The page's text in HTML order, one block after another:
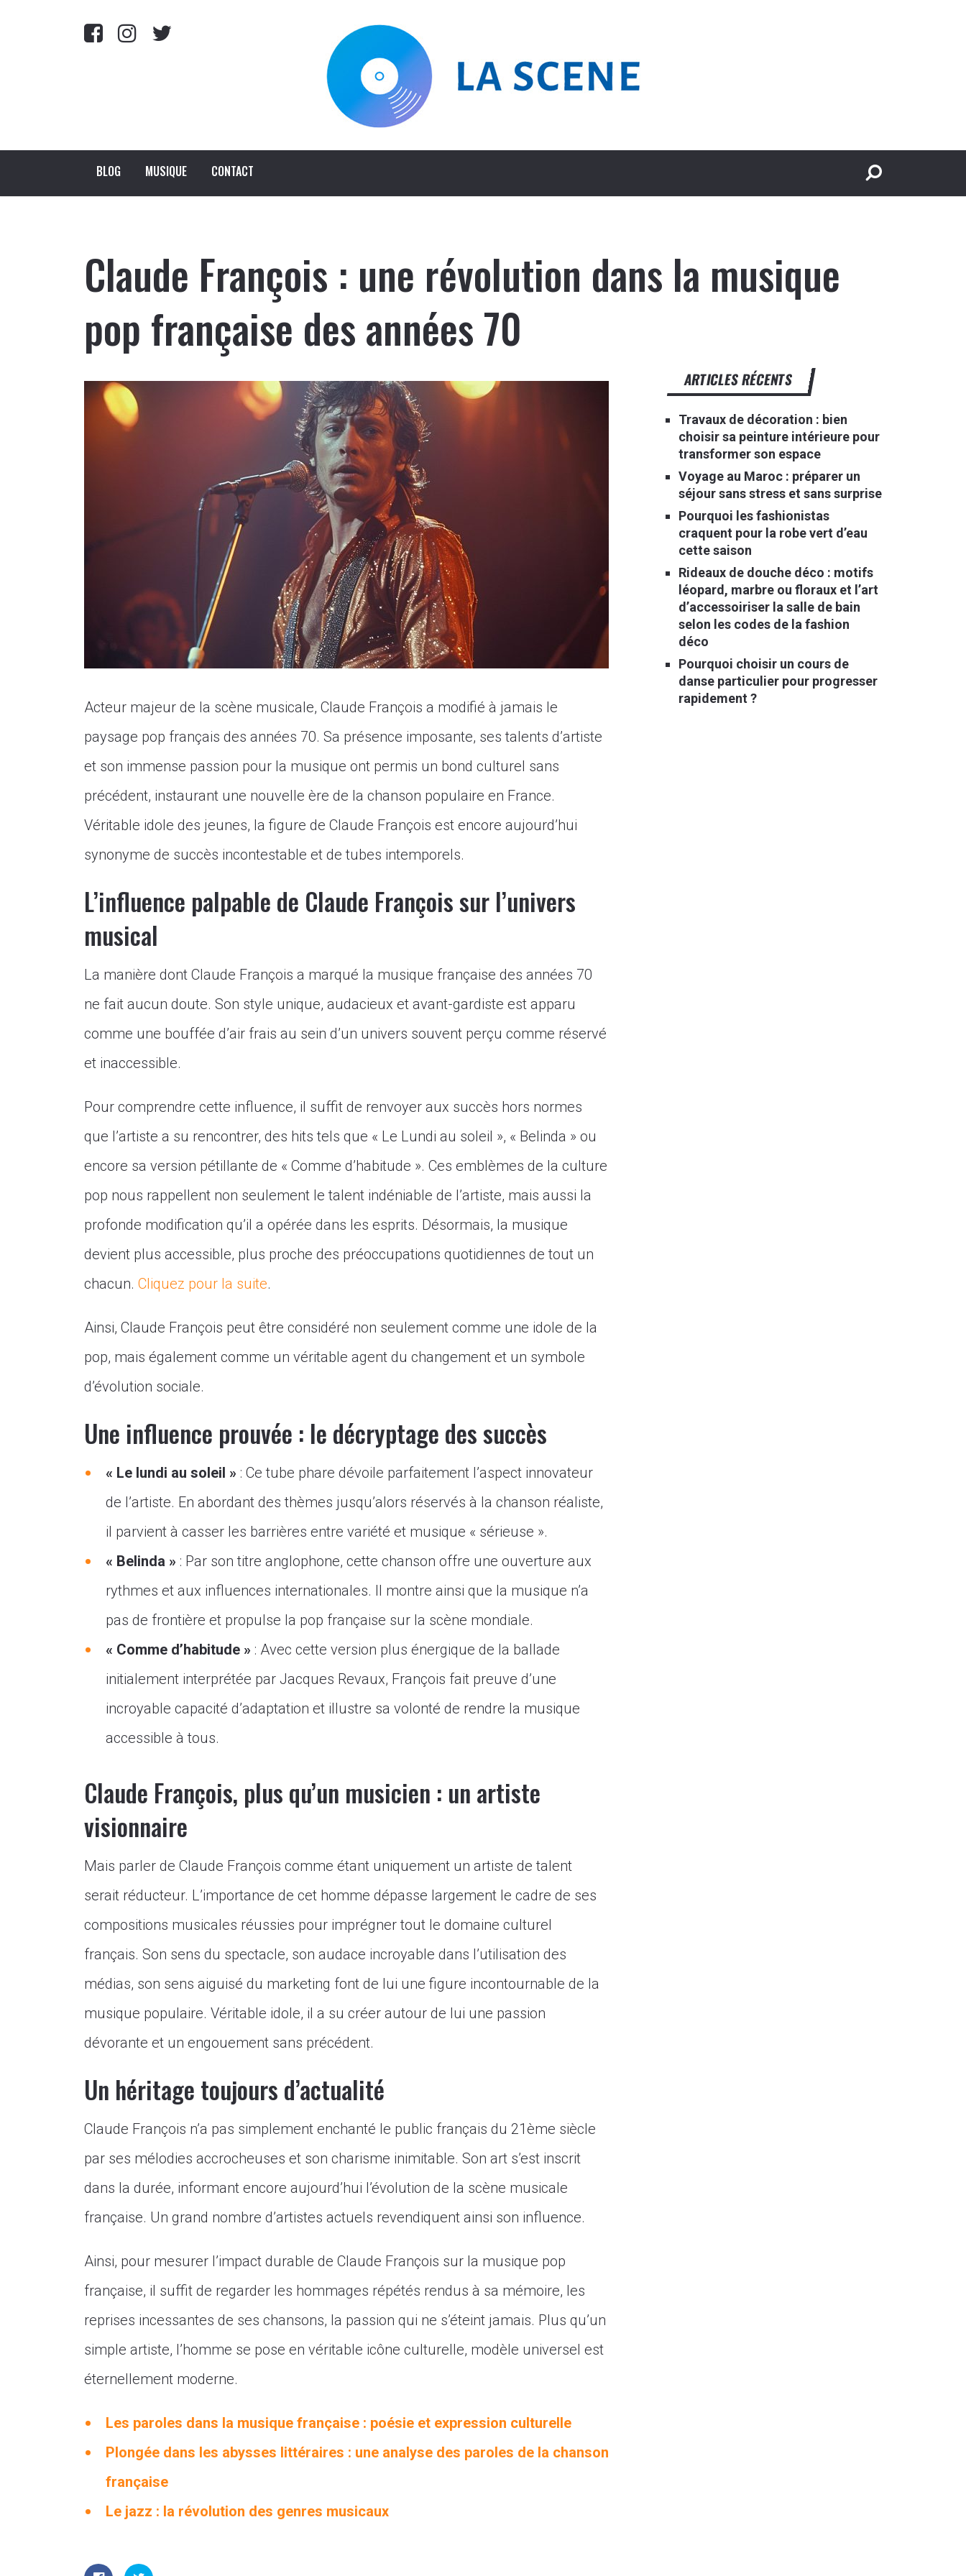
BLOG MUSIQUE CONTACT
Claude François : une révolution dans la musique
pop française des années 70
Acteur majeur de la scène musicale, Claude François a modifié à jamais le
paysage pop français des années 70. Sa présence imposante, ses talents d’artiste
et son immense passion pour la musique ont permis un bond culturel sans
précédent, instaurant une nouvelle ère de la chanson populaire en France.
Véritable idole des jeunes, la figure de Claude François est encore aujourd’hui
synonyme de succès incontestable et de tubes intemporels.
L’influence palpable de Claude François sur l’univers
musical
La manière dont Claude François a marqué la musique française des années 70
ne fait aucun doute. Son style unique, audacieux et avant-gardiste est apparu
comme une bouffée d’air frais au sein d’un univers souvent perçu comme réservé
et inaccessible.
Pour comprendre cette influence, il suffit de renvoyer aux succès hors normes
que l’artiste a su rencontrer, des hits tels que « Le Lundi au soleil », « Belinda » ou
encore sa version pétillante de « Comme d’habitude ». Ces emblèmes de la culture
pop nous rappellent non seulement le talent indéniable de l’artiste, mais aussi la
profonde modification qu’il a opérée dans les esprits. Désormais, la musique
devient plus accessible, plus proche des préoccupations quotidiennes de tout un
chacun. Cliquez pour la suite.
Ainsi, Claude François peut être considéré non seulement comme une idole de la
pop, mais également comme un véritable agent du changement et un symbole
d’évolution sociale.
Une influence prouvée : le décryptage des succès
« Le lundi au soleil » : Ce tube phare dévoile parfaitement l’aspect innovateur
de l’artiste. En abordant des thèmes jusqu’alors réservés à la chanson réaliste,
il parvient à casser les barrières entre variété et musique « sérieuse ».
« Belinda » : Par son titre anglophone, cette chanson offre une ouverture aux
rythmes et aux influences internationales. Il montre ainsi que la musique n’a
pas de frontière et propulse la pop française sur la scène mondiale.
« Comme d’habitude » : Avec cette version plus énergique de la ballade
initialement interprétée par Jacques Revaux, François fait preuve d’une
incroyable capacité d’adaptation et illustre sa volonté de rendre la musique
accessible à tous.
Claude François, plus qu’un musicien : un artiste
visionnaire
Mais parler de Claude François comme étant uniquement un artiste de talent
serait réducteur. L’importance de cet homme dépasse largement le cadre de ses
compositions musicales réussies pour imprégner tout le domaine culturel
français. Son sens du spectacle, son audace incroyable dans l’utilisation des
médias, son sens aiguisé du marketing font de lui une figure incontournable de la
musique populaire. Véritable idole, il a su créer autour de lui une passion
dévorante et un engouement sans précédent.
Un héritage toujours d’actualité
Claude François n’a pas simplement enchanté le public français du 21ème siècle
par ses mélodies accrocheuses et son charisme inimitable. Son art s’est inscrit
dans la durée, informant encore aujourd’hui l’évolution de la scène musicale
française. Un grand nombre d’artistes actuels revendiquent ainsi son influence.
Ainsi, pour mesurer l’impact durable de Claude François sur la musique pop
française, il suffit de regarder les hommages répétés rendus à sa mémoire, les
reprises incessantes de ses chansons, la passion qui ne s’éteint jamais. Plus qu’un
simple artiste, l’homme se pose en véritable icône culturelle, modèle universel est
éternellement moderne.
Les paroles dans la musique française : poésie et expression culturelle
Plongée dans les abysses littéraires : une analyse des paroles de la chanson
française
Le jazz : la révolution des genres musicaux
ARTICLES RÉCENTS
Travaux de décoration : bien
choisir sa peinture intérieure pour
transformer son espace
Voyage au Maroc : préparer un
séjour sans stress et sans surprise
Pourquoi les fashionistas
craquent pour la robe vert d’eau
cette saison
Rideaux de douche déco : motifs
léopard, marbre ou floraux et l’art
d’accessoiriser la salle de bain
selon les codes de la fashion
déco
Pourquoi choisir un cours de
danse particulier pour progresser
rapidement ?